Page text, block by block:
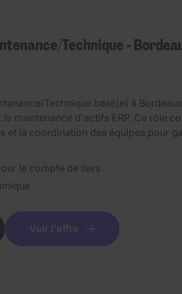
Technique -
Technique basé(e) à
maintenance d'actifs ERP. Ce rôle
et la coordination des équipes pour
le compte de tiers
Voir l'offre